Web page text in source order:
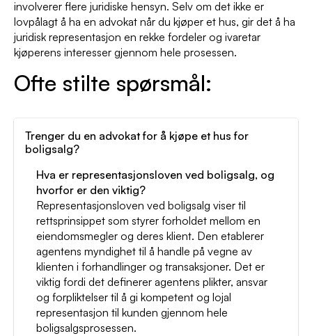
involverer flere juridiske hensyn. Selv om det ikke er
lovpålagt å ha en advokat når du kjøper et hus, gir det å ha
juridisk representasjon en rekke fordeler og ivaretar
kjøperens interesser gjennom hele prosessen.
Ofte stilte spørsmål:
Trenger du en advokat for å kjøpe et hus for
boligsalg?
Hva er representasjonsloven ved boligsalg, og
hvorfor er den viktig?
Representasjonsloven ved boligsalg viser til
rettsprinsippet som styrer forholdet mellom en
eiendomsmegler og deres klient. Den etablerer
agentens myndighet til å handle på vegne av
klienten i forhandlinger og transaksjoner. Det er
viktig fordi det definerer agentens plikter, ansvar
og forpliktelser til å gi kompetent og lojal
representasjon til kunden gjennom hele
boligsalgsprosessen.